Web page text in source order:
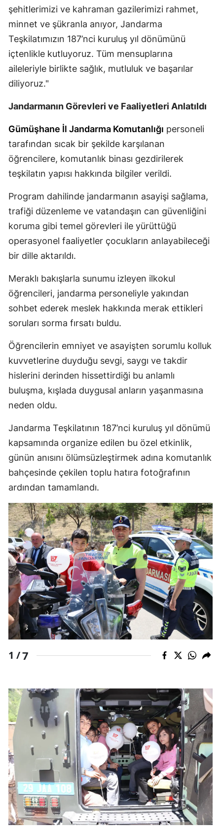
Mardin
Muğla
Niğde
Rize
Sakarya
Sinop
Sivas
Tokat
Trabzon
Şanlıurfa
Uşak
Van
Zonguldak
Aksaray
Bayburt
Kırıkkale
Batman
Şırnak
Bartın
Ardahan
Iğdır
Yalova
Osmaniye
Düzce
şehitlerimizi ve kahraman gazilerimizi rahmet,
minnet ve şükranla anıyor, Jandarma
Teşkilatımızın 187’nci kuruluş yıl dönümünü
içtenlikle kutluyoruz. Tüm mensuplarına
aileleriyle birlikte sağlık, mutluluk ve başarılar
diliyoruz."
Jandarmanın Görevleri ve Faaliyetleri Anlatıldı
Gümüşhane İl Jandarma Komutanlığı personeli
tarafından sıcak bir şekilde karşılanan
öğrencilere, komutanlık binası gezdirilerek
teşkilatın yapısı hakkında bilgiler verildi.
Program dahilinde jandarmanın asayişi sağlama,
trafiği düzenleme ve vatandaşın can güvenliğini
koruma gibi temel görevleri ile yürüttüğü
operasyonel faaliyetler çocukların anlayabileceği
bir dille aktarıldı.
Meraklı bakışlarla sunumu izleyen ilkokul
öğrencileri, jandarma personeliyle yakından
sohbet ederek meslek hakkında merak ettikleri
soruları sorma fırsatı buldu.
Öğrencilerin emniyet ve asayişten sorumlu kolluk
kuvvetlerine duyduğu sevgi, saygı ve takdir
hislerini derinden hissettirdiği bu anlamlı
buluşma, kışlada duygusal anların yaşanmasına
neden oldu.
Jandarma Teşkilatının 187’nci kuruluş yıl dönümü
kapsamında organize edilen bu özel etkinlik,
günün anısını ölümsüzleştirmek adına komutanlık
bahçesinde çekilen toplu hatıra fotoğrafının
ardından tamamlandı.
1 /7